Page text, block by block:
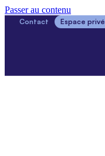
Passer au contenu
Contact Espace privé